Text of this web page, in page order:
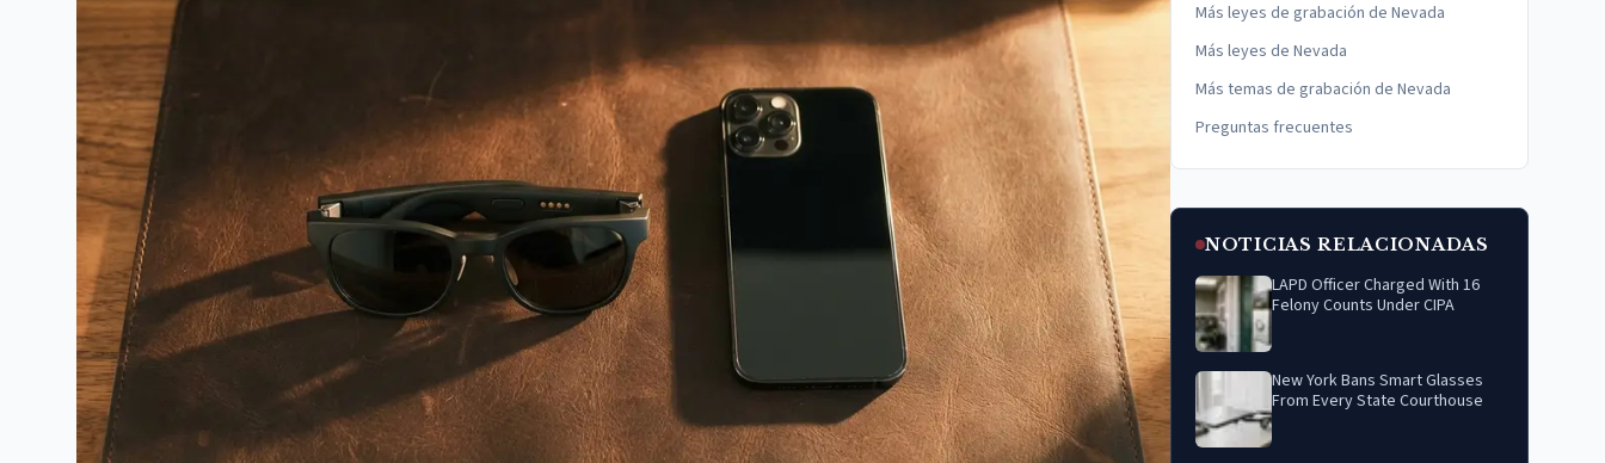
Más leyes de grabación de Nevada
Más leyes de Nevada
Más temas de grabación de Nevada
Preguntas frecuentes
NOTICIAS RELACIONADAS
LAPD Officer Charged With 16
Felony Counts Under CIPA
New York Bans Smart Glasses
From Every State Courthouse